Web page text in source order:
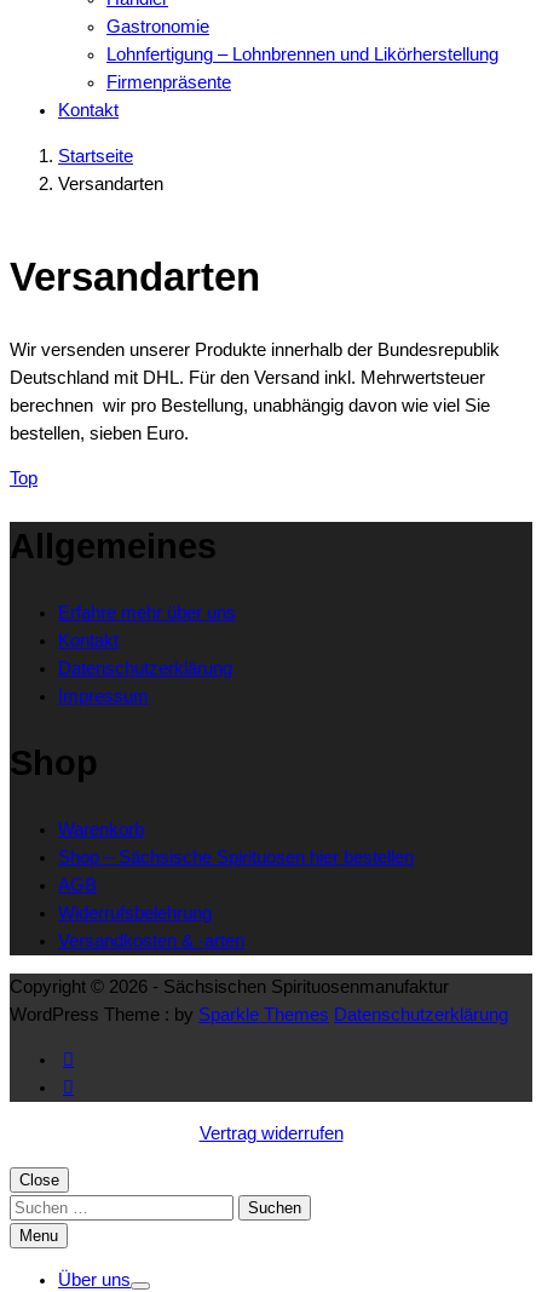
Gastronomie
Lohnfertigung – Lohnbrennen und Likörherstellung
Firmenpräsente
Kontakt
Startseite
Versandarten
Versandarten
Wir versenden unserer Produkte innerhalb der Bundesrepublik
Deutschland mit DHL. Für den Versand inkl. Mehrwertsteuer
berechnen wir pro Bestellung, unabhängig davon wie viel Sie
bestellen, sieben Euro.
Top
Allgemeines
Erfahre mehr über uns
Kontakt
Datenschutzerklärung
Impressum
Shop
Warenkorb
Shop – Sächsische Spirituosen hier bestellen
AGB
Widerrufsbelehrung
Versandkosten & -arten
Copyright © 2026 - Sächsischen Spirituosenmanufaktur
WordPress Theme : by Sparkle Themes Datenschutzerklärung
Vertrag widerrufen
Close
Suchen
nach:
Menu
Über uns